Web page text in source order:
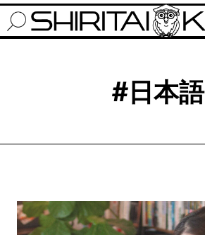
#日本語